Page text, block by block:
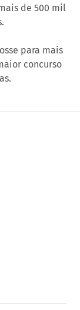
de 500 mil
para mais
concurso